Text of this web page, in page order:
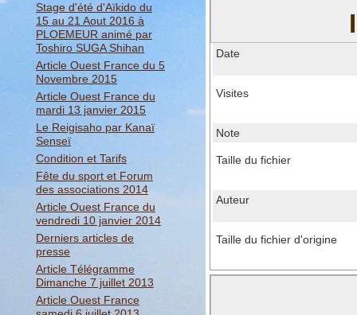
Stage d'été d'Aïkido du
15 au 21 Aout 2016 à
PLOEMEUR animé par
Toshiro SUGA Shihan
Article Ouest France du 5
Novembre 2015
Article Ouest France du
mardi 13 janvier 2015
Le Reigisaho par Kanaï
Senseï
Condition et Tarifs
Fête du sport et Forum
des associations 2014
Article Ouest France du
vendredi 10 janvier 2014
Derniers articles de
presse
Article Télégramme
Dimanche 7 juillet 2013
Article Ouest France
Date
Visites
Note
Taille du fichier
Auteur
Taille du fichier d'origine